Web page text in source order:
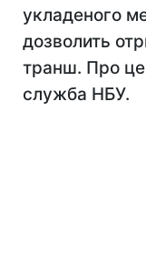
укладеного
дозволить
транш. Про
служба НБУ.